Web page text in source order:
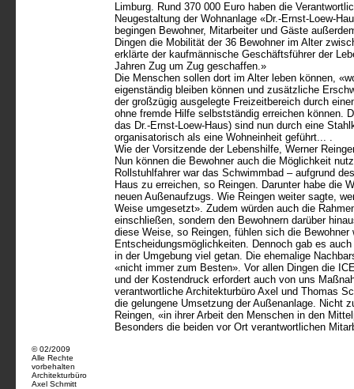
© 02/2009
Alle Rechte
vorbehalten
Architekturbüro
Axel Schmitt
Limburg. Rund 370 000 Euro haben die
Neugestaltung der Wohnanlage «Dr.-Ernst-Loew-
begingen Bewohner, Mitarbeiter und Gäste
Dingen die Mobilität der 36 Bewohner im Alter
erklärte der kaufmännische Geschäftsführer der
Jahren Zug um Zug geschaffen.»
Die Menschen sollen dort im Alter leben können,
eigenständig bleiben können und zusätzliche
der großzügig ausgelegte Freizeitbereich durch
ohne fremde Hilfe selbstständig erreichen können.
das Dr.-Ernst-Loew-Haus) sind nun durch eine
organisatorisch als eine Wohneinheit geführt... .
Wie der Vorsitzende der Lebenshilfe, Werner
Nun können die Bewohner auch die Möglichkeit
Rollstuhlfahrer war das Schwimmbad – aufgrund
Haus zu erreichen, so Reingen. Darunter habe die
neuen Außenaufzugs. Wie Reingen weiter sagte,
Weise umgesetzt». Zudem würden auch die
einschließen, sondern den Bewohnern darüber
diese Weise, so Reingen, fühlen sich die
Entscheidungsmöglichkeiten. Dennoch gab es
in der Umgebung viel getan. Die ehemalige
«nicht immer zum Besten». Vor allen Dingen die
und der Kostendruck erfordert auch von uns
verantwortliche Architekturbüro Axel und Thomas
die gelungene Umsetzung der Außenanlage. Nicht
Reingen, «in ihrer Arbeit den Menschen in den
Besonders die beiden vor Ort verantwortlichen